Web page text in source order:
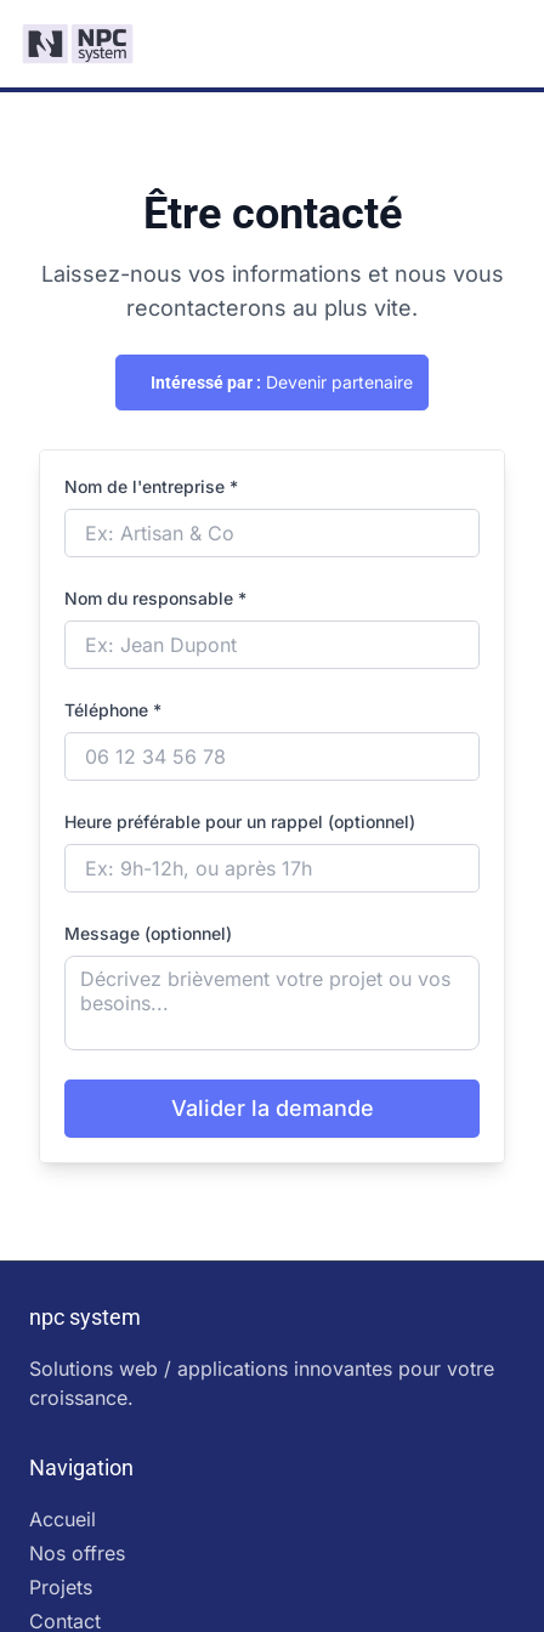
Être contacté
Laissez-nous vos informations et nous vous
recontacterons au plus vite.
Intéressé par : Devenir partenaire
Nom de l'entreprise *
Nom du responsable *
Téléphone *
Heure préférable pour un rappel (optionnel)
Message (optionnel)
Valider la demande
npc system
Solutions web / applications innovantes pour votre
croissance.
Navigation
Accueil
Nos offres
Projets
Contact